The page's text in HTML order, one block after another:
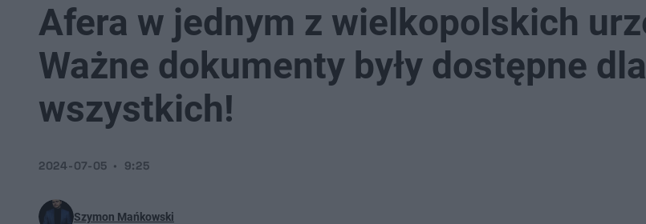
Afera w jednym z wielkopolskich
Ważne dokumenty były dostępne dla
wszystkich!
Szymon Mańkowski
2024-07-05 9:25